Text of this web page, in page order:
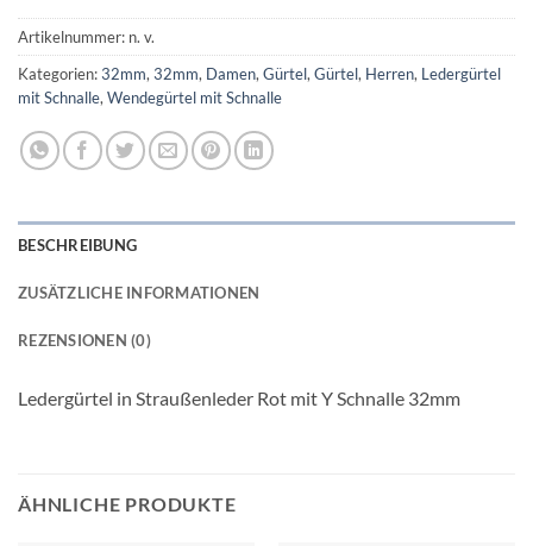
Artikelnummer: n. v.
Kategorien:32mm, 32mm, Damen, Gürtel, Gürtel, Herren, Ledergürtel
mit Schnalle, Wendegürtel mit Schnalle
BESCHREIBUNG
ZUSÄTZLICHE INFORMATIONEN
REZENSIONEN (0)
Ledergürtel in Straußenleder Rot mit Y Schnalle 32mm
ÄHNLICHE PRODUKTE